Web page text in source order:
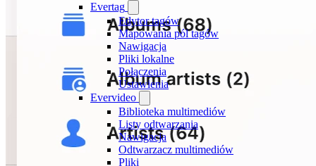
Evertag
Edytor tagów
Mapowania pól tagów
Nawigacja
Pliki lokalne
Połączenia
Ustawienia
Evervideo
Biblioteka multimediów
Listy odtwarzania
Nawigacja
Odtwarzacz multimediów
Pliki